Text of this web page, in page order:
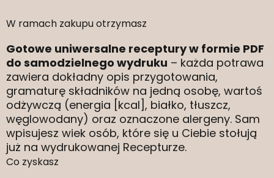
W ramach zakupu otrzymasz
Gotowe uniwersalne receptury w formie PDF
do samodzielnego wydruku – każda potrawa
zawiera dokładny opis przygotowania,
gramaturę składników na jedną osobę, wartoś
odżywczą (energia [kcal], białko, tłuszcz,
węglowodany) oraz oznaczone alergeny. Sam
wpisujesz wiek osób, które się u Ciebie stołują
już na wydrukowanej Recepturze.
Co zyskasz